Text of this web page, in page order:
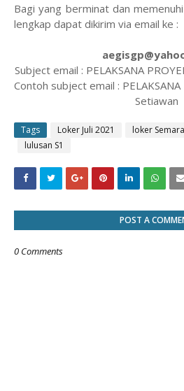
Bagi yang berminat dan
lengkap dapat dikirim via email ke :
Subject email : PELAKSANA
Contoh subject email :
Setiawan
Tags Loker Juli 2021 loker
lulusan S1
POST A
0 Comments